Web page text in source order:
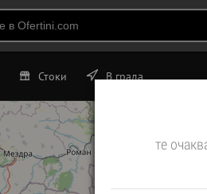
Стоки В града
те